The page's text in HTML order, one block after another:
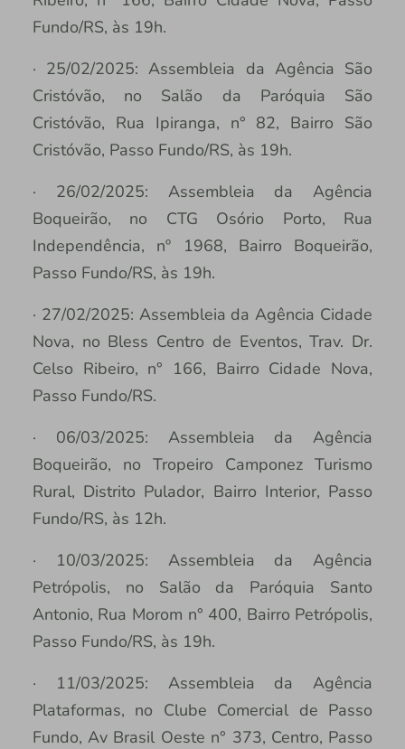
Fundo/RS, às 19h.
· 25/02/2025: Assembleia da Agência São
Cristóvão, no Salão da Paróquia São
Cristóvão, Rua Ipiranga, n° 82, Bairro São
Cristóvão, Passo Fundo/RS, às 19h.
· 26/02/2025: Assembleia da Agência
Boqueirão, no CTG Osório Porto, Rua
Independência, nº 1968, Bairro Boqueirão,
Passo Fundo/RS, às 19h.
· 27/02/2025: Assembleia da Agência Cidade
Nova, no Bless Centro de Eventos, Trav. Dr.
Celso Ribeiro, n° 166, Bairro Cidade Nova,
Passo Fundo/RS.
· 06/03/2025: Assembleia da Agência
Boqueirão, no Tropeiro Camponez Turismo
Rural, Distrito Pulador, Bairro Interior, Passo
Fundo/RS, às 12h.
· 10/03/2025: Assembleia da Agência
Petrópolis, no Salão da Paróquia Santo
Antonio, Rua Morom n° 400, Bairro Petrópolis,
Passo Fundo/RS, às 19h.
· 11/03/2025: Assembleia da Agência
Plataformas, no Clube Comercial de Passo
Fundo, Av Brasil Oeste n° 373, Centro, Passo